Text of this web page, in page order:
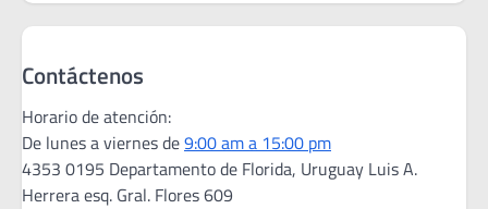
Contáctenos
Horario de atención:
De lunes a viernes de9:00 am a 15:00 pm
4353 0195 Departamento de Florida, Uruguay Luis A.
Herrera esq. Gral. Flores 609